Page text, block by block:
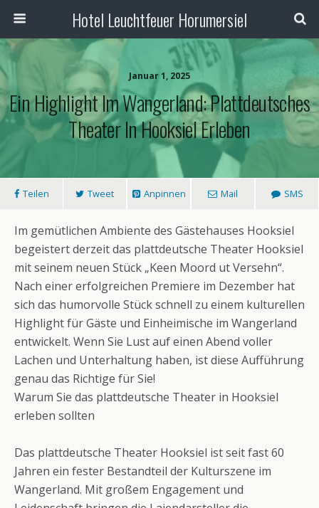
Hotel Leuchtfeuer Horumersiel
Januar 1, 2025
Ein Highlight Im Wangerland: Plattdeutsches
Theater In Hooksiel Erleben
Teilen Tweet Anpinnen Mail SMS
Im gemütlichen Ambiente des Gästehauses Hooksiel
begeistert derzeit das plattdeutsche Theater Hooksiel
mit seinem neuen Stück „Keen Moord ut Versehn“.
Nach einer erfolgreichen Premiere im Dezember hat
sich das humorvolle Stück schnell zu einem kulturellen
Highlight für Gäste und Einheimische im Wangerland
entwickelt. Wenn Sie Lust auf einen Abend voller
Lachen und Unterhaltung haben, ist diese Aufführung
genau das Richtige für Sie!
Warum Sie das plattdeutsche Theater in Hooksiel
erleben sollten
Das plattdeutsche Theater Hooksiel ist seit fast 60
Jahren ein fester Bestandteil der Kulturszene im
Wangerland. Mit großem Engagement und